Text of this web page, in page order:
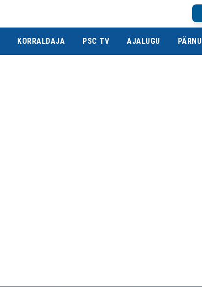
KORRALDAJA PSC TV AJALUGU PÄRNU